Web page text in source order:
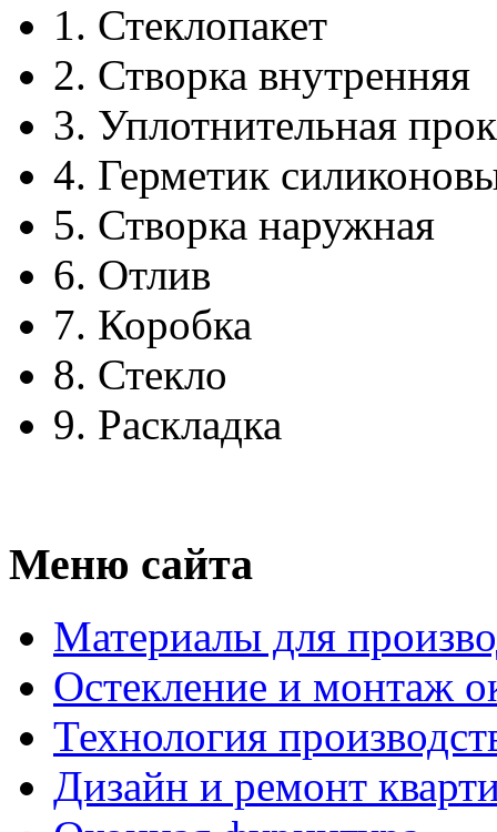
1. Стеклопакет
2. Створка внутренняя
3. Уплотнительная
4. Герметик
5. Створка наружная
6. Отлив
7. Коробка
8. Стекло
9. Раскладка
Меню сайта
Материалы для
Остекление и монтаж
Технология
Дизайн и ремонт